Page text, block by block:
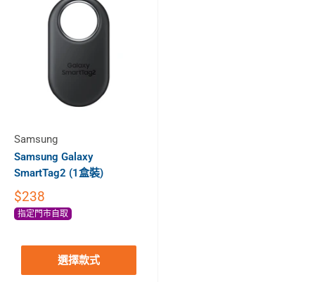
Samsung
Samsung Galaxy
SmartTag2 (1盒裝)
$238
指定門市自取
選擇款式